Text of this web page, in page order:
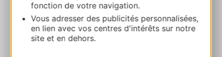
fonction de votre navigation.
Vous adresser des publicités personnalisées,
en lien avec vos centres d'intérêts sur notre
site et en dehors.
+33 4 66 45 06 04